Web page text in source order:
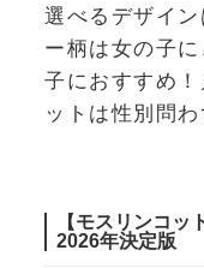
選べるデザイ
ー柄は女の子
子におすすめ
ットは性別問わ